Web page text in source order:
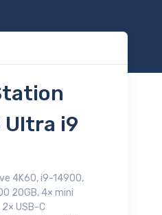
Ultra i9
4K60, i9-14900,
20GB, 4× mini
USB-C